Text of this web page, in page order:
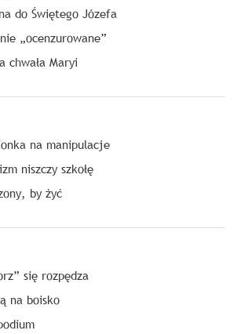
do Świętego Józefa
„ocenzurowane”
chwała Maryi
na manipulacje
niszczy szkołę
by żyć
się rozpędza
na boisko